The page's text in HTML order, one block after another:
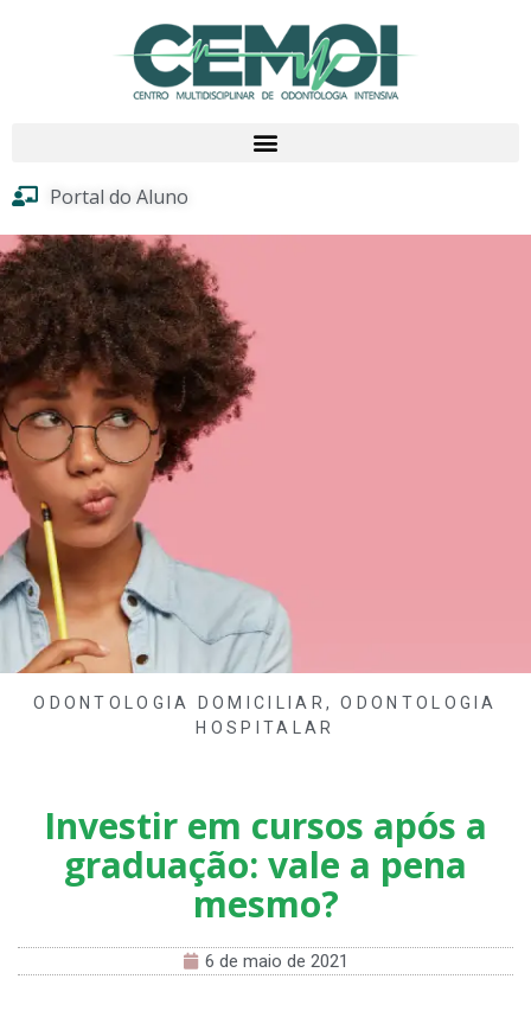
Portal do Aluno
ODONTOLOGIA DOMICILIAR ,ODONTOLOGIA
HOSPITALAR
Investir em cursos após a
graduação: vale a pena
mesmo?
6 de maio de 2021